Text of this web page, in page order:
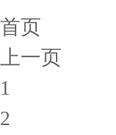
首页
上一页
1
2